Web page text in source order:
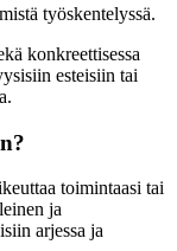
työskentelyssä.
konkreettisessa
esteisiin tai
toimintaasi tai
ja
arjessa ja